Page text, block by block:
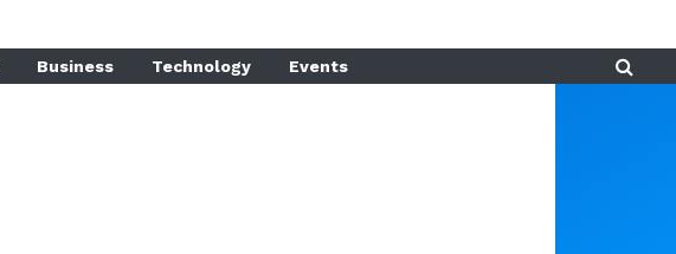
Business Technology Events